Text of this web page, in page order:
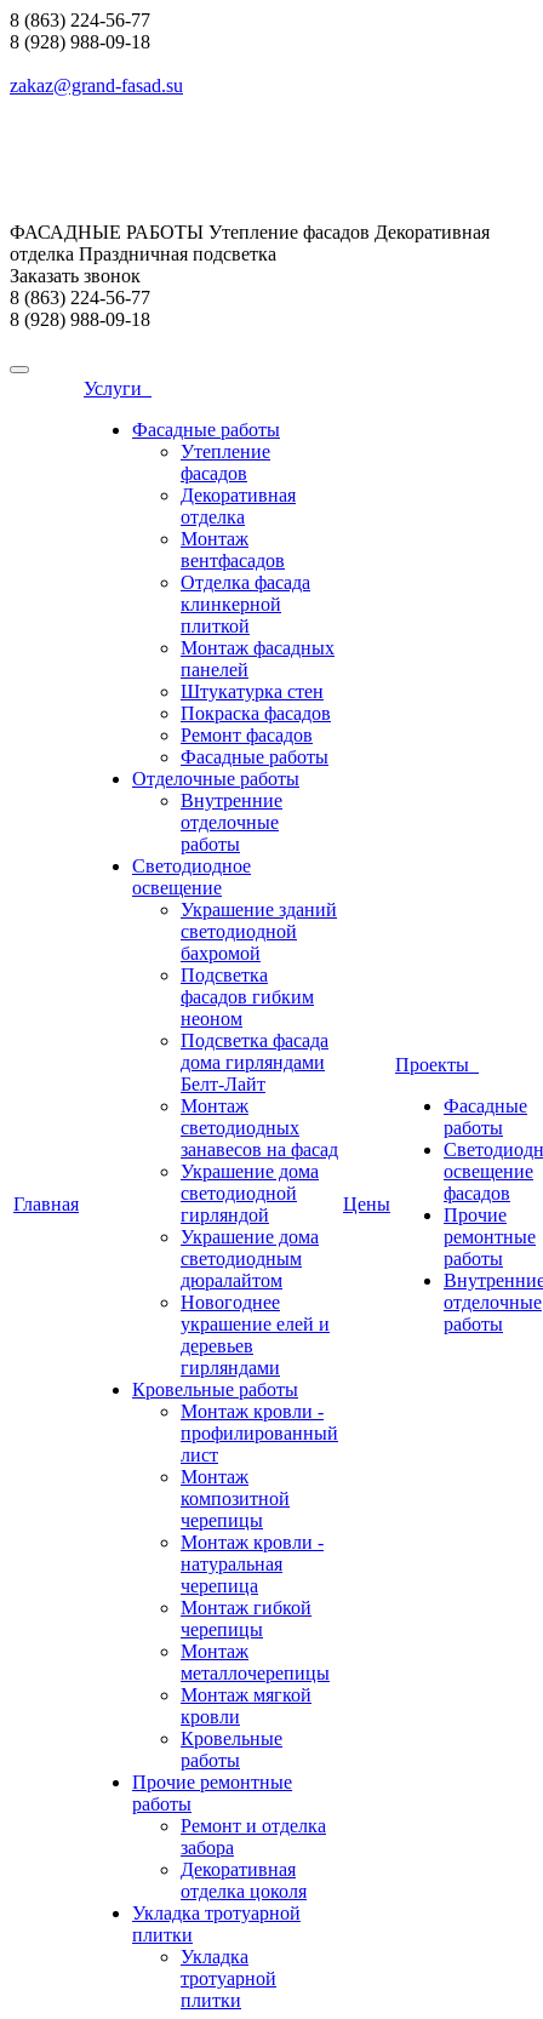
8 (863) 224-56-77
8 (928) 988-09-18
zakaz@grand-fasad.su
ФАСАДНЫЕ РАБОТЫ Утепление фасадов Декоративная
отделка Праздничная подсветка
Заказать звонок
8 (863) 224-56-77
8 (928) 988-09-18
Главная
Услуги
Фасадные работы
Утепление
фасадов
Декоративная
отделка
Монтаж
вентфасадов
Отделка фасада
клинкерной
плиткой
Монтаж фасадных
панелей
Штукатурка стен
Покраска фасадов
Ремонт фасадов
Фасадные работы
Отделочные работы
Внутренние
отделочные
работы
Светодиодное
освещение
Украшение зданий
светодиодной
бахромой
Подсветка
фасадов гибким
неоном
Подсветка фасада
дома гирляндами
Белт-Лайт
Монтаж
светодиодных
занавесов на фасад
Украшение дома
светодиодной
гирляндой
Украшение дома
светодиодным
дюралайтом
Новогоднее
украшение елей и
деревьев
гирляндами
Кровельные работы
Монтаж кровли -
профилированный
лист
Монтаж
композитной
черепицы
Монтаж кровли -
натуральная
черепица
Монтаж гибкой
черепицы
Монтаж
металлочерепицы
Монтаж мягкой
кровли
Кровельные
работы
Прочие ремонтные
работы
Ремонт и отделка
забора
Декоративная
отделка цоколя
Укладка тротуарной
плитки
Укладка
тротуарной
плитки
Цены
Проекты
Фасадные
работы
освещение
фасадов
Прочие
ремонтные
работы
отделочные
работы